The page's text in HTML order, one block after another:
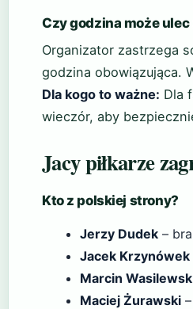
Czy godzina może ulec
Organizator zastrzega
godzina obowiązująca.
Dla kogo to ważne: Dla
wieczór, aby
Jacy piłkarze
Kto z polskiej strony?
Jerzy Dudek –
Jacek Krzynówek
Marcin
Maciej Żurawski